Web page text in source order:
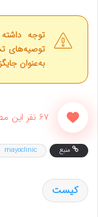
توجه
توصیه‌های
به‌عنوان
67 نفر این مطلب را پسندیده‌اند
منبع mayoclinic
کیست